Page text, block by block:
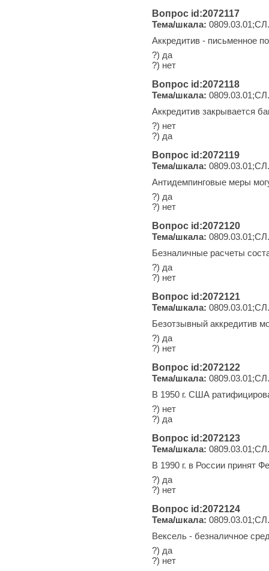
Вопрос id:2072117
Тема/шкала:
Аккредитив - письменное
?) да
?) нет
Вопрос id:2072118
Тема/шкала:
Аккредитив закрывается
?) нет
?) да
Вопрос id:2072119
Тема/шкала:
Антидемпинговые меры
?) да
?) нет
Вопрос id:2072120
Тема/шкала:
Безналичные расчеты
?) да
?) нет
Вопрос id:2072121
Тема/шкала:
Безотзывный аккредитив
?) да
?) нет
Вопрос id:2072122
Тема/шкала:
В 1950 г. США
?) нет
?) да
Вопрос id:2072123
Тема/шкала:
В 1990 г. в России принят
?) да
?) нет
Вопрос id:2072124
Тема/шкала:
Вексель - безналичное
?) да
?) нет